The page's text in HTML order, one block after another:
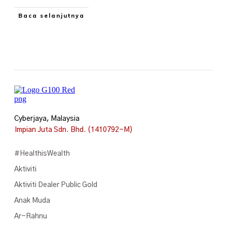
Baca selanjutnya
Cyberjaya, Malaysia
Impian Juta Sdn. Bhd. (1410792-M)
#HealthisWealth
Aktiviti
Aktiviti Dealer Public Gold
Anak Muda
Ar-Rahnu